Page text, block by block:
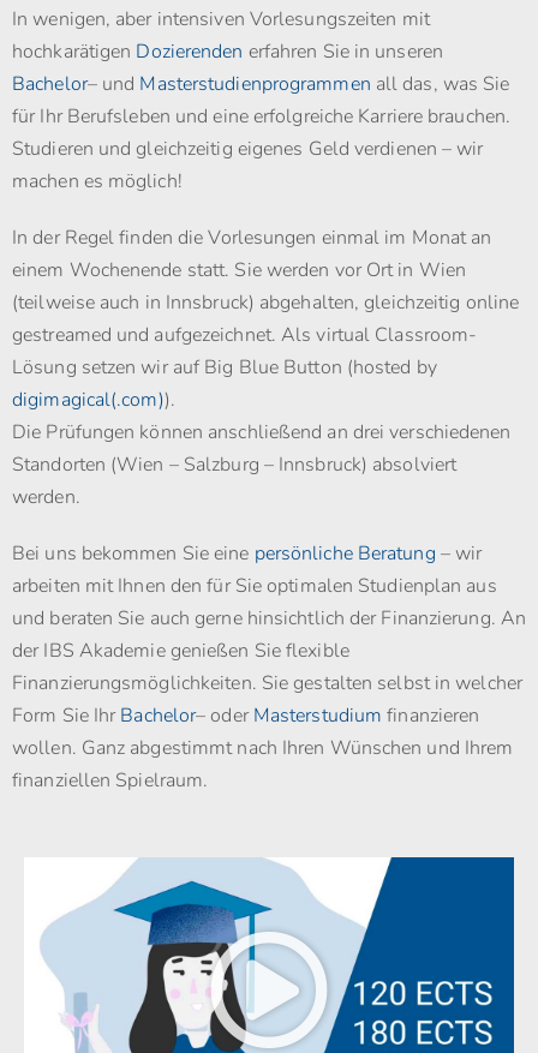
In wenigen, aber intensiven Vorlesungszeiten mit
hochkarätigen Dozierenden erfahren Sie in unseren
Bachelor– und Masterstudienprogrammen all das, was Sie
für Ihr Berufsleben und eine erfolgreiche Karriere brauchen.
Studieren und gleichzeitig eigenes Geld verdienen – wir
machen es möglich!
In der Regel finden die Vorlesungen einmal im Monat an
einem Wochenende statt. Sie werden vor Ort in Wien
(teilweise auch in Innsbruck) abgehalten, gleichzeitig online
gestreamed und aufgezeichnet. Als virtual Classroom-
Lösung setzen wir auf Big Blue Button (hosted by
digimagical(.com)).
Die Prüfungen können anschließend an drei verschiedenen
Standorten (Wien – Salzburg – Innsbruck) absolviert
werden.
Bei uns bekommen Sie eine persönliche Beratung – wir
arbeiten mit Ihnen den für Sie optimalen Studienplan aus
und beraten Sie auch gerne hinsichtlich der Finanzierung. An
der IBS Akademie genießen Sie flexible
Finanzierungsmöglichkeiten. Sie gestalten selbst in welcher
Form Sie IhrBachelor– oderMasterstudium finanzieren
wollen. Ganz abgestimmt nach Ihren Wünschen und Ihrem
finanziellen Spielraum.